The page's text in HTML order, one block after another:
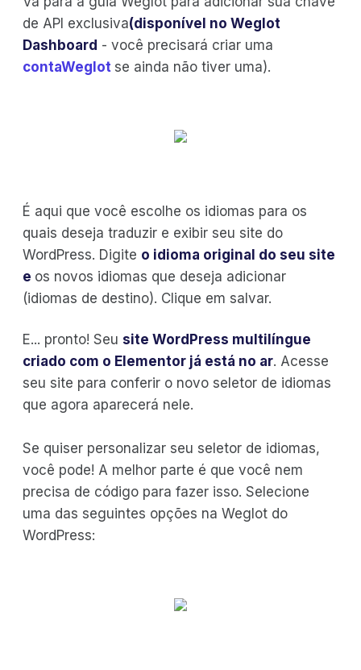
de API exclusiva(disponível no Weglot
Dashboard - você precisará criar uma
contaWeglot se ainda não tiver uma).
É aqui que você escolhe os idiomas para os
quais deseja traduzir e exibir seu site do
WordPress. Digite o idioma original do seu site
e os novos idiomas que deseja adicionar
(idiomas de destino). Clique em salvar.
E... pronto! Seu site WordPress multilíngue
criado com o Elementor já está no ar. Acesse
seu site para conferir o novo seletor de idiomas
que agora aparecerá nele.
Se quiser personalizar seu seletor de idiomas,
você pode! A melhor parte é que você nem
precisa de código para fazer isso. Selecione
uma das seguintes opções na Weglot do
WordPress: